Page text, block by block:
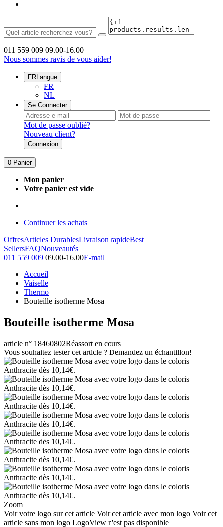
011 559 009 09.00-16.00
Nous sommes ravis de vous aider!
FRLangue
FR
NL
Se Connecter
Mot de passe oublié?
Nouveau client?
Connexion
0 Panier
Mon panier
Votre panier est vide
Continuer les achats
OffresArticles DurablesLivraison rapideBest
SellersFAQNouveautés
011 559 009 09.00-16.00E-mail
Accueil
Vaiselle
Thermo
Bouteille isotherme Mosa
Bouteille isotherme Mosa
article n° 18460802Réassort en cours
Vous souhaitez tester cet article ? Demandez un échantillon!
Zoom
Voir votre logo sur cet article Voir cet article avec mon logo Voir cet
article sans mon logo LogoView n'est pas disponible